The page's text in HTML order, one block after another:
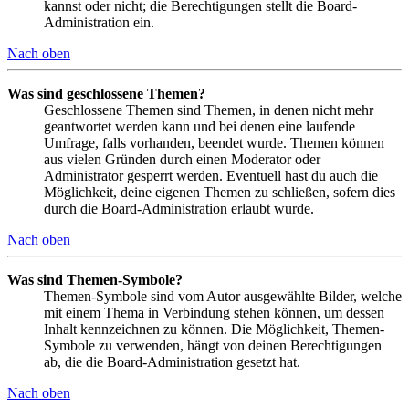
kannst oder nicht; die Berechtigungen stellt die Board-
Administration ein.
Nach oben
Was sind geschlossene Themen?
Geschlossene Themen sind Themen, in denen nicht mehr
geantwortet werden kann und bei denen eine laufende
Umfrage, falls vorhanden, beendet wurde. Themen können
aus vielen Gründen durch einen Moderator oder
Administrator gesperrt werden. Eventuell hast du auch die
Möglichkeit, deine eigenen Themen zu schließen, sofern dies
durch die Board-Administration erlaubt wurde.
Nach oben
Was sind Themen-Symbole?
Themen-Symbole sind vom Autor ausgewählte Bilder, welche
mit einem Thema in Verbindung stehen können, um dessen
Inhalt kennzeichnen zu können. Die Möglichkeit, Themen-
Symbole zu verwenden, hängt von deinen Berechtigungen
ab, die die Board-Administration gesetzt hat.
Nach oben